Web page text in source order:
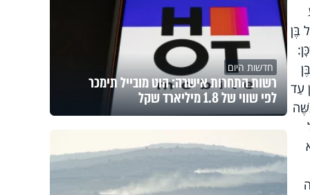
בֶּן
עַד
חדשות היום
רשות התחרות אישרה: הוט מובייל תימכר
לפי שווי של 1.8 מיליארד שקל